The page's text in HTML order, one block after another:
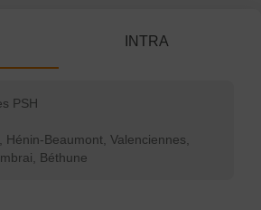
INTRA
PSH
Hénin-Beaumont, Valenciennes,
Béthune